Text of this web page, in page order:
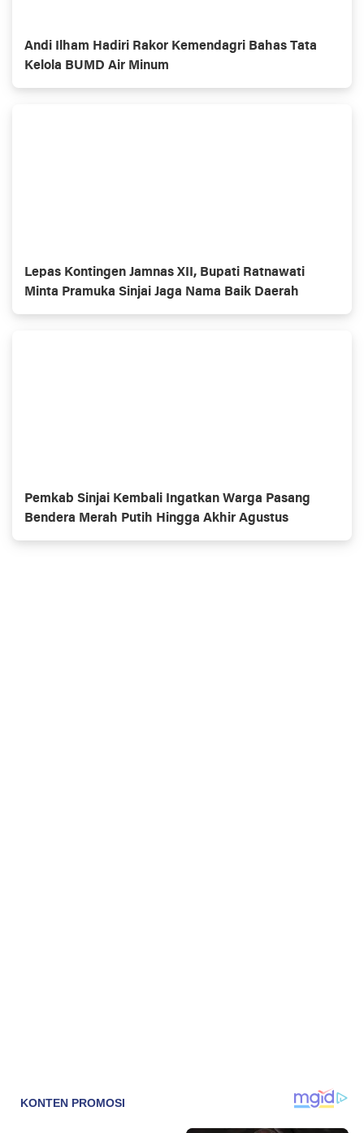
Andi Ilham Hadiri Rakor Kemendagri Bahas Tata
Kelola BUMD Air Minum
Lepas Kontingen Jamnas XII, Bupati Ratnawati
Minta Pramuka Sinjai Jaga Nama Baik Daerah
Pemkab Sinjai Kembali Ingatkan Warga Pasang
Bendera Merah Putih Hingga Akhir Agustus